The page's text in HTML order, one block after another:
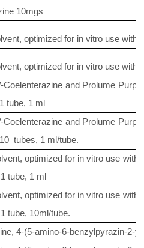
10mgs
optimized for in vitro use with
optimized for in vitro use with
Coelenterazine and Prolume
tube, 1 ml
Coelenterazine and Prolume
tubes, 1 ml/tube.
optimized for in vitro use with
tube, 1 ml
optimized for in vitro use with
tube, 10ml/tube.
4-(5-amino-6-benzylpyrazin-2-